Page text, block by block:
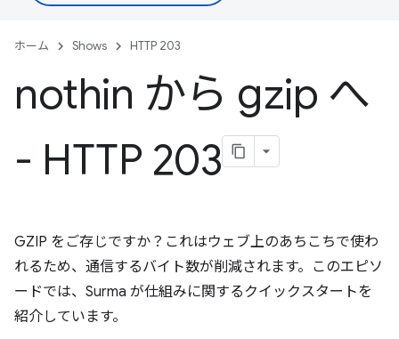
ホーム Shows HTTP 203
nothin から gzip へ
- HTTP 203
GZIP をご存じですか？これはウェブ上のあちこちで使わ
れるため、通信するバイト数が削減されます。このエピソ
ードでは、Surma が仕組みに関するクイックスタートを
紹介しています。